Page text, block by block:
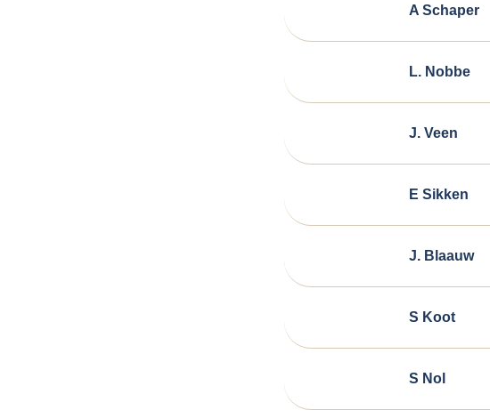
A Schaper
L. Nobbe
J. Veen
E Sikken
J. Blaauw
S Koot
S Nol